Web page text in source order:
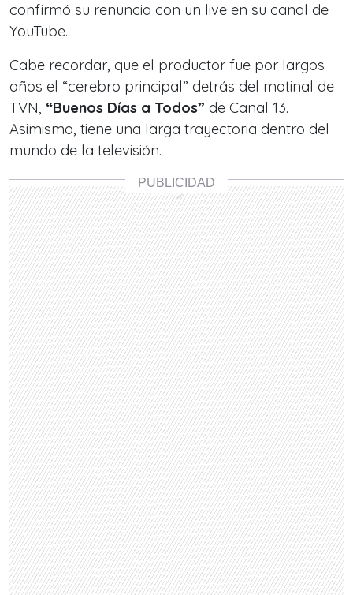
confirmó su renuncia con un live en su canal de
YouTube.
Cabe recordar, que el productor fue por largos
años el “cerebro principal” detrás del matinal de
TVN, “Buenos Días a Todos” de Canal 13.
Asimismo, tiene una larga trayectoria dentro del
mundo de la televisión.